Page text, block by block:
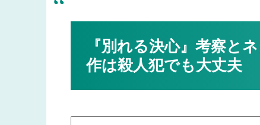
『別れる決心』考察と
作は殺人犯でも大丈夫